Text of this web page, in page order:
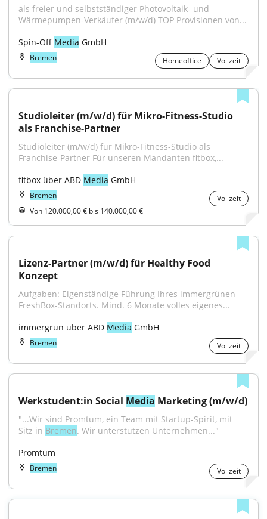
als freier und selbstständiger Photovoltaik- und
Wärmepumpen-Verkäufer (m/w/d) TOP Provisionen von...
Spin-Off Media GmbH
Bremen Homeoffice Vollzeit
Studioleiter (m/w/d) für Mikro-Fitness-Studio
als Franchise-Partner
Studioleiter (m/w/d) für Mikro-Fitness-Studio als
Franchise-Partner Für unseren Mandanten fitbox,...
fitbox über ABD Media GmbH
Bremen
Vollzeit
Von 120.000,00 € bis 140.000,00 €
Lizenz-Partner (m/w/d) für Healthy Food
Konzept
Aufgaben: Eigenständige Führung Ihres immergrünen
FreshBox-Standorts. Mind. 6 Monate volles eigenes...
immergrün über ABD Media GmbH
Bremen Vollzeit
Werkstudent:in Social Media Marketing (m/w/d)
"...Wir sind Promtum, ein Team mit Startup-Spirit, mit
Sitz in Bremen. Wir unterstützen Unternehmen..."
Promtum
Bremen Vollzeit